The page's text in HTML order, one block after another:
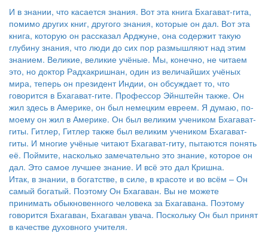
И в знании, что касается знания. Вот эта книга Бхагават-гита,
помимо других книг, другого знания, которые он дал. Вот эта
книга, которую он рассказал Арджуне, она содержит такую
глубину знания, что люди до сих пор размышляют над этим
знанием. Великие, великие учёные. Мы, конечно, не читаем
это, но доктор Радхакришнан, один из величайших учёных
мира, теперь он президент Индии, он обсуждает то, что
говорится в Бхагават-гите. Профессор Эйнштейн также. Он
жил здесь в Америке, он был немецким евреем. Я думаю, по-
моему он жил в Америке. Он был великим учеником Бхагават-
гиты. Гитлер, Гитлер также был великим учеником Бхагават-
гиты. И многие учёные читают Бхагават-гиту, пытаются понять
её. Поймите, насколько замечательно это знание, которое он
дал. Это самое лучшее знание. И всё это дал Кришна.
Итак, в знании, в богатстве, в силе, в красоте и во всём – Он
самый богатый. Поэтому Он Бхагаван. Вы не можете
принимать обыкновенного человека за Бхагавана. Поэтому
говорится Бхагаван, Бхагаван увача. Поскольку Он был принят
в качестве духовного учителя.